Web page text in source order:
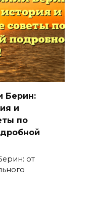
Берин:
и
по
от